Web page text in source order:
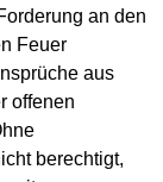
an den
Feuer
aus
offenen
berechtigt,